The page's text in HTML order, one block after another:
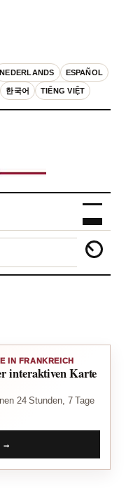
NEDERLANDS ESPAÑOL
한국어 TIẾNG VIỆT
IN FRANKREICH
interaktiven Karte
24 Stunden, 7 Tage
→